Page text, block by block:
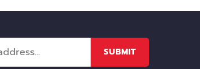
SUBMIT